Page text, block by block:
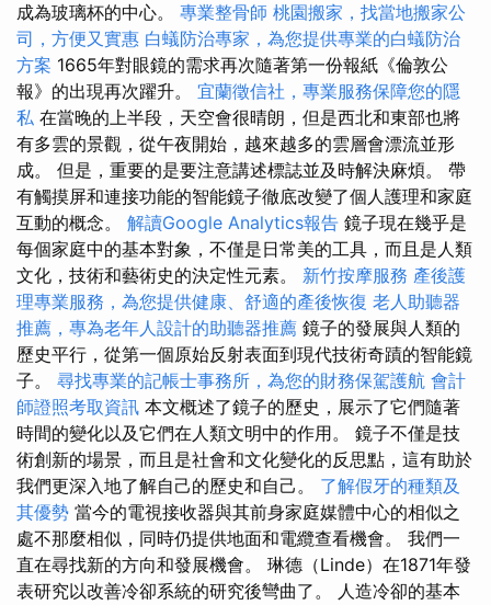
成為玻璃杯的中心。 專業整骨師 桃園搬家，找當地搬家公
司，方便又實惠 白蟻防治專家，為您提供專業的白蟻防治
方案 1665年對眼鏡的需求再次隨著第一份報紙《倫敦公
報》的出現再次躍升。 宜蘭徵信社，專業服務保障您的隱
私 在當晚的上半段，天空會很晴朗，但是西北和東部也將
有多雲的景觀，從午夜開始，越來越多的雲層會漂流並形
成。 但是，重要的是要注意講述標誌並及時解決麻煩。 帶
有觸摸屏和連接功能的智能鏡子徹底改變了個人護理和家庭
互動的概念。 解讀Google Analytics報告 鏡子現在幾乎是
每個家庭中的基本對象，不僅是日常美的工具，而且是人類
文化，技術和藝術史的決定性元素。 新竹按摩服務 產後護
理專業服務，為您提供健康、舒適的產後恢復 老人助聽器
推薦，專為老年人設計的助聽器推薦 鏡子的發展與人類的
歷史平行，從第一個原始反射表面到現代技術奇蹟的智能鏡
子。 尋找專業的記帳士事務所，為您的財務保駕護航 會計
師證照考取資訊 本文概述了鏡子的歷史，展示了它們隨著
時間的變化以及它們在人類文明中的作用。 鏡子不僅是技
術創新的場景，而且是社會和文化變化的反思點，這有助於
我們更深入地了解自己的歷史和自己。 了解假牙的種類及
其優勢 當今的電視接收器與其前身家庭媒體中心的相似之
處不那麼相似，同時仍提供地面和電纜查看機會。 我們一
直在尋找新的方向和發展機會。 琳德（Linde）在1871年發
表研究以改善冷卻系統的研究後彎曲了。 人造冷卻的基本